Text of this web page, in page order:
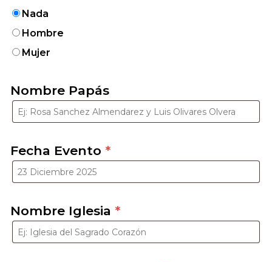
Nada
Hombre
Mujer
Nombre Papás
Fecha Evento *
Nombre Iglesia *